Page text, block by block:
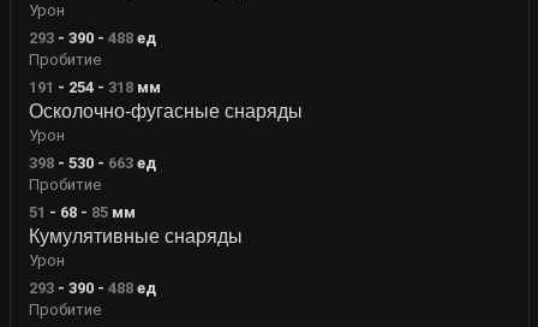
Урон
293- 390- 488ед
Пробитие
191 - 254- 318 мм
Осколочно-фугасные снаряды
Урон
398- 530- 663ед
Пробитие
51 - 68- 85 мм
Кумулятивные снаряды
Урон
293- 390- 488ед
Пробитие